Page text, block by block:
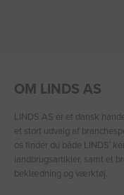
OM LINDS AS
LINDS AS er et dansk
et stort udvalg af
os finder du både LINDS′
landbrugsartikler, samt et
beklædning og værktøj.